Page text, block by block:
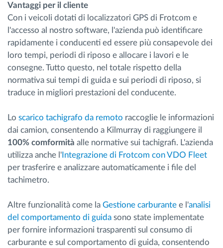
Vantaggi per il cliente
Con i veicoli dotati di localizzatori GPS di Frotcom e
l'accesso al nostro software, l'azienda può identificare
rapidamente i conducenti ed essere più consapevole dei
loro tempi, periodi di riposo e allocare i lavori e le
consegne. Tutto questo, nel totale rispetto della
normativa sui tempi di guida e sui periodi di riposo, si
traduce in migliori prestazioni del conducente.
Lo scarico tachigrafo da remoto raccoglie le informazioni
dai camion, consentendo a Kilmurray di raggiungere il
100% comformità alle normative sui tachigrafi. L'azienda
utilizza anche l' Integrazione di Frotcom con VDO Fleet
per trasferire e analizzare automaticamente i file del
tachimetro.
Altre funzionalità come la Gestione carburante e l'analisi
del comportamento di guida sono state implementate
per fornire informazioni trasparenti sul consumo di
carburante e sul comportamento di guida, consentendo